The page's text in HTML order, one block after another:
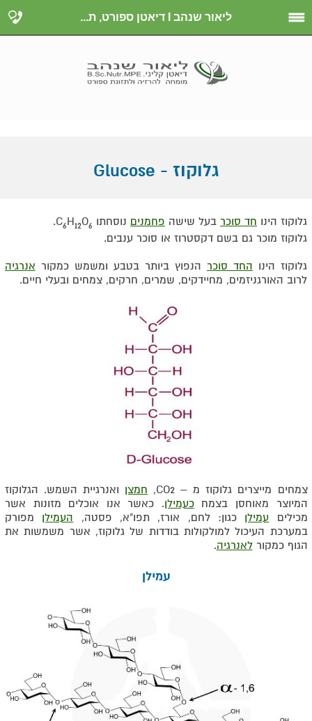
ליאור שנהב I דיאטן ספורט, ת...
צמחים מייצרים גלוקוז מ – CO2, חמצן ואנרגיית השמש. הגלוקוז
המיוצר מאוחסן בצמחכעמילן. כאשר אנו אוכלים מזונות אשר
מכילים עמילן כגון: לחם, אורז, תפו"א, פסטה, העמילן מפורק
במערכת העיכול למולקולות בודדות של גלוקוז, אשר משמשות את
הגוף כמקורלאנרגיה.
עמילן
גלוקוז - Glucose
גלוקוז הינו חד סוכרבעל שישה פחמנים נוסחתו C 6H12O6
.
גלוקוז מוכר גם בשם דקסטרוז או סוכר ענבים.
גלוקוז הינו החד סוכר הנפוץ ביותר בטבע ומשמש כמקור אנרגיה
לרוב האורגניזמים, מחיידקים, שמרים, חרקים, צמחים ובעלי חיים.